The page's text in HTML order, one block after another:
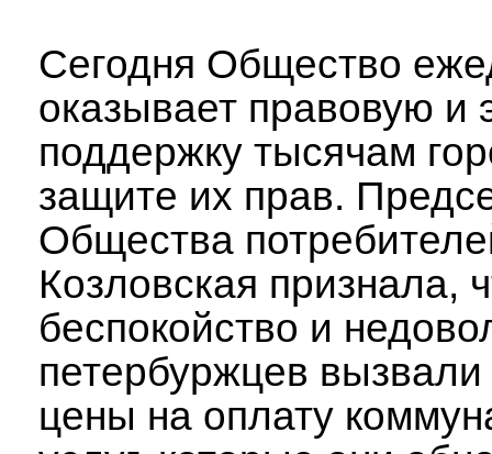
Сегодня Общество
оказывает правовую и
поддержку тысячам
защите их прав.
Общества
Козловская признала,
беспокойство и
петербуржцев
цены на оплату